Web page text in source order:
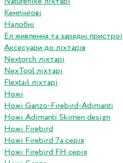
Кемпінгові
Налобні
Ел живлення та зарядні пристрої
Аксесуари до ліхтарів
Nextorch ліхтарі
NexTool ліхтарі
Flextail ліхтарі
Ножі
Ножі Ganzo-Firebird-Adimanti
Ножі Adimanti Skimen design
Ножі Firebird
Ножі Firebird 7а серія
Ножі Firebird FH серія